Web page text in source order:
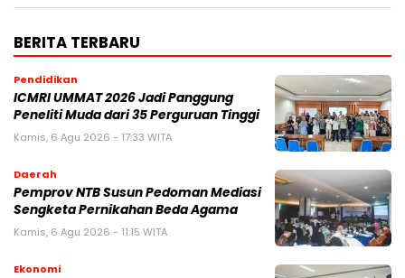
BERITA TERBARU
Pendidikan
ICMRI UMMAT 2026 Jadi Panggung
Peneliti Muda dari 35 Perguruan Tinggi
Kamis, 6 Agu 2026 - 17:33 WITA
Daerah
Pemprov NTB Susun Pedoman Mediasi
Sengketa Pernikahan Beda Agama
Kamis, 6 Agu 2026 - 11:15 WITA
Ekonomi